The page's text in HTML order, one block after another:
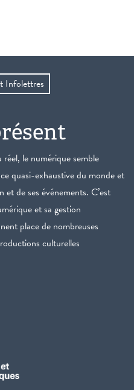
Infolettres
le numérique semble
quasi-exhaustive du monde et
de ses événements. C’est
et sa gestion
place de nombreuses
culturelles